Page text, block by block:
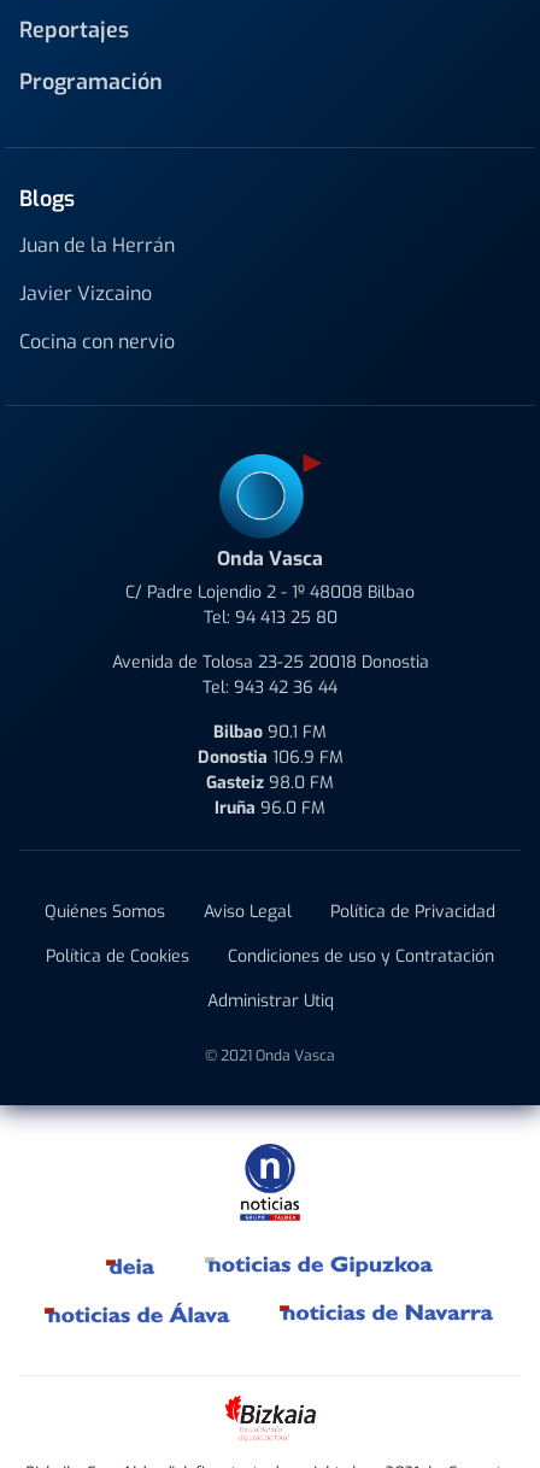
Reportajes
Programación
Blogs
Juan de la Herrán
Javier Vizcaino
Cocina con nervio
Onda Vasca
C/ Padre Lojendio 2 - 1º 48008 Bilbao
Tel: 94 413 25 80
Avenida de Tolosa 23-25 20018 Donostia
Tel: 943 42 36 44
Bilbao 90.1 FM
Donostia 106.9 FM
Gasteiz 98.0 FM
Iruña 96.0 FM
Quiénes Somos Aviso Legal
Política de Privacidad
Política de Cookies
Condiciones de uso y Contratación
Administrar Utiq
© 2021 Onda Vasca